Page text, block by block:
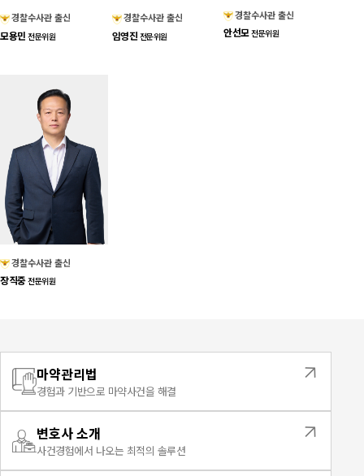
경찰수사관 출신
모용민 전문위원
경찰수사관 출신
임영진 전문위원
경찰수사관 출신
안선모전문위원
경찰수사관 출신
장직중전문위원
마약관리법
경험과 기반으로 마약사건을 해결
변호사 소개
사건경험에서 나오는 최적의 솔루션